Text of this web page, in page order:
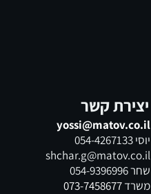
יצירת קשר
yossi@matov.co.il
יוסי054-4267133
shchar.g@matov.co.il
שחר054-9396996
משרד073-7458677